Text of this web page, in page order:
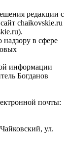
редакции с
chaikovskie.ru
надзору в сфере
информации
Богданов
почты:
ул.